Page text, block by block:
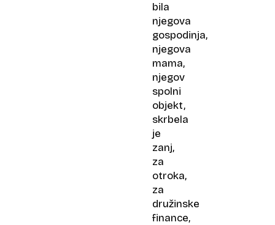
bila
njegova
gospodinja,
njegova
mama,
njegov
spolni
objekt,
skrbela
je
zanj,
za
otroka,
za
družinske
finance,